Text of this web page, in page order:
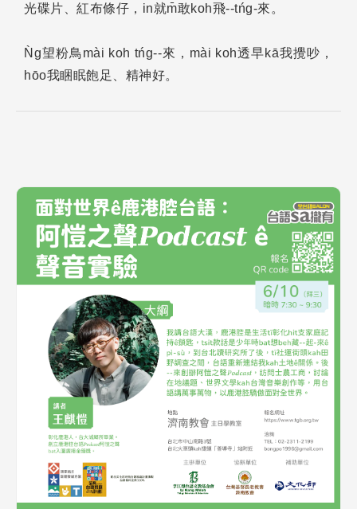
光碟片、紅布條仔，in就m̄敢koh飛--tńg-來。
Ǹg望粉鳥mài koh tńg--來，mài koh透早kā我攪吵，
hōo我睏眠飽足、精神好。